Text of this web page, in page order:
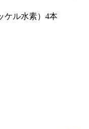
ケル水素）4本